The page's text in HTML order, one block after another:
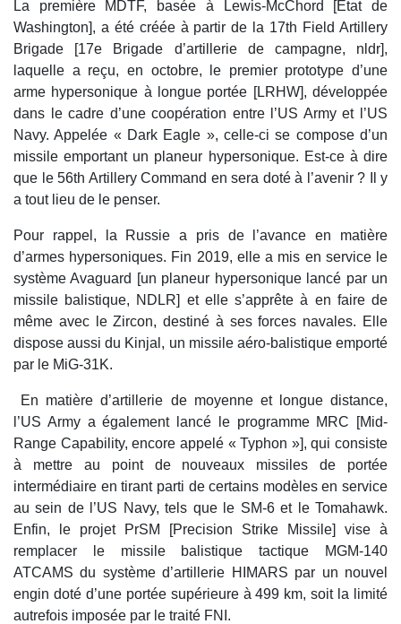
La première MDTF, basée à Lewis-McChord [État de
Washington], a été créée à partir de la 17th Field Artillery
Brigade [17e Brigade d’artillerie de campagne, nldr],
laquelle a reçu, en octobre, le premier prototype d’une
arme hypersonique à longue portée [LRHW], développée
dans le cadre d’une coopération entre l’US Army et l’US
Navy. Appelée « Dark Eagle », celle-ci se compose d’un
missile emportant un planeur hypersonique. Est-ce à dire
que le 56th Artillery Command en sera doté à l’avenir ? Il y
a tout lieu de le penser.
Pour rappel, la Russie a pris de l’avance en matière
d’armes hypersoniques. Fin 2019, elle a mis en service le
système Avaguard [un planeur hypersonique lancé par un
missile balistique, NDLR] et elle s’apprête à en faire de
même avec le Zircon, destiné à ses forces navales. Elle
dispose aussi du Kinjal, un missile aéro-balistique emporté
par le MiG-31K.
En matière d’artillerie de moyenne et longue distance,
l’US Army a également lancé le programme MRC [Mid-
Range Capability, encore appelé « Typhon »], qui consiste
à mettre au point de nouveaux missiles de portée
intermédiaire en tirant parti de certains modèles en service
au sein de l’US Navy, tels que le SM-6 et le Tomahawk.
Enfin, le projet PrSM [Precision Strike Missile] vise à
remplacer le missile balistique tactique MGM-140
ATCAMS du système d’artillerie HIMARS par un nouvel
engin doté d’une portée supérieure à 499 km, soit la limité
autrefois imposée par le traité FNI.